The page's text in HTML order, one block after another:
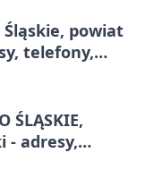
powiat
telefony,
ŚLĄSKIE,
- adresy,